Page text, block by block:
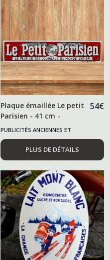
Plaque émaillée Le petit
Parisien - 41 cm -
54€
PUBLICITÉS ANCIENNES ET
ALIMENTAIRES
PLUS DE DÉTAILS